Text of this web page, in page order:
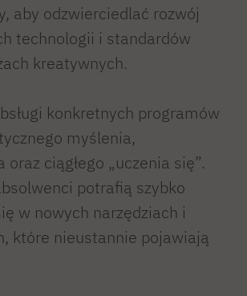
aby odzwierciedlać rozwój
technologii i standardów
kreatywnych.
konkretnych programów
myślenia,
ciągłego „uczenia się”.
potrafią szybko
w nowych narzędziach i
które nieustannie pojawiają